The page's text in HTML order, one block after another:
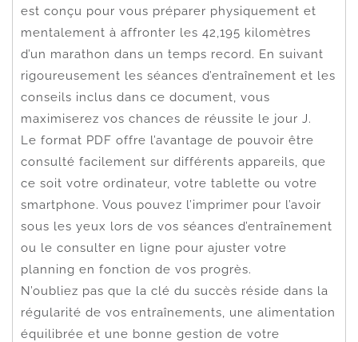
est conçu pour vous préparer physiquement et
mentalement à affronter les 42,195 kilomètres
d’un marathon dans un temps record. En suivant
rigoureusement les séances d’entraînement et les
conseils inclus dans ce document, vous
maximiserez vos chances de réussite le jour J.
Le format PDF offre l’avantage de pouvoir être
consulté facilement sur différents appareils, que
ce soit votre ordinateur, votre tablette ou votre
smartphone. Vous pouvez l’imprimer pour l’avoir
sous les yeux lors de vos séances d’entraînement
ou le consulter en ligne pour ajuster votre
planning en fonction de vos progrès.
N’oubliez pas que la clé du succès réside dans la
régularité de vos entraînements, une alimentation
équilibrée et une bonne gestion de votre